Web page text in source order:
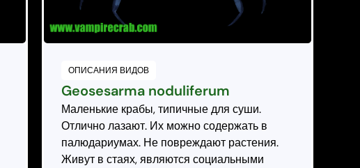
ОПИСАНИЯ ВИДОВ
Geosesarma noduliferum
Маленькие крабы, типичные для суши.
Отлично лазают. Их можно содержать в
палюдариумах. Не повреждают растения.
Живут в стаях, являются социальными